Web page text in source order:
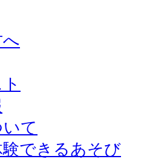
て
できるあそび